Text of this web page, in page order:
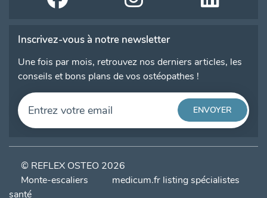
Inscrivez-vous à notre newsletter
Une fois par mois, retrouvez nos derniers articles, les
conseils et bons plans de vos ostéopathes !
© REFLEX OSTEO 2026
Monte-escaliers
medicum.fr listing spécialistes
santé